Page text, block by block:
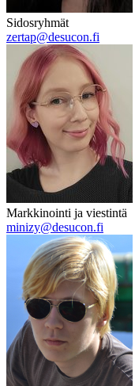
Sidosryhmät
zertap@desucon.fi
Markkinointi ja viestintä
minizy@desucon.fi